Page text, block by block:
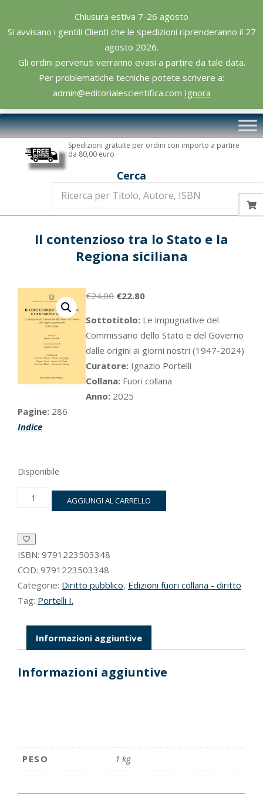
Chiusura estiva 7-26 agosto
Si avvisano i gentili Clienti che le spedizioni riprenderanno il 27
agosto 2026.
Gli ordini pervenuti verranno evasi a partire da tale data.
Per problematiche tecniche potete scrivere a:
admin@editorialescientifica.com Ignora
content
Editoriale
Scientifica
Primary
Navigation
Spedizioni gratuite per ordini con importo a partire
da 80,00 euro
Cerca
Il contenzioso tra lo Stato e la
Regiona siciliana
€24.00 Il
originale
era:
€24.00.
€22.80Il
attuale
è:
€22.80.
Sottotitolo: Le impugnative del
Commissario dello Stato e del Governo
dalle origini ai giorni nostri (1947-2024)
Curatore: Ignazio Portelli
Collana: Fuori collana
Anno: 2025
Pagine: 286
Indice
Disponibile
contenzioso
Stato
e
la
siciliana
quantità
AGGIUNGI AL CARRELLO
ISBN: 9791223503348
COD: 9791223503348
Categorie: Diritto pubblico, Edizioni fuori collana - diritto
Tag: Portelli I.
Informazioni aggiuntive
Informazioni aggiuntive
PESO 1 kg